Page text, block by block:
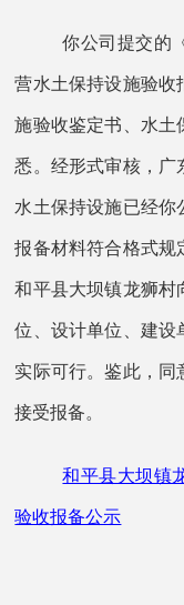
你公司提交的
营水土保持设施验收
施验收鉴定书、水土
悉。经形式审核，广
水土保持设施已经你
报备材料符合格式规
和平县大坝镇龙狮村
位、设计单位、建设
实际可行。鉴此，同
接受报备。
和平县大坝镇
验收报备公示